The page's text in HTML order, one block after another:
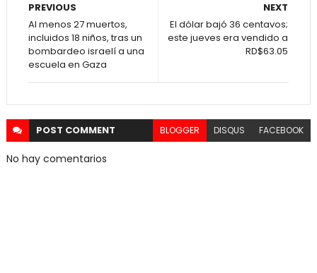
NEXT
El dólar bajó 36 centavos;
este jueves era vendido a
RD$63.05
PREVIOUS
Al menos 27 muertos,
incluidos 18 niños, tras un
bombardeo israelí a una
escuela en Gaza
POST COMMENT BLOGGER DISQUS FACEBOOK
No hay comentarios